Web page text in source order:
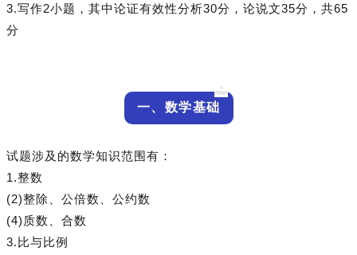
3.写作2小题，其中论证有效性分析30分，论说文35分，共65
分
一、数学基础
试题涉及的数学知识范围有：
1.整数
(2)整除、公倍数、公约数
(4)质数、合数
3.比与比例